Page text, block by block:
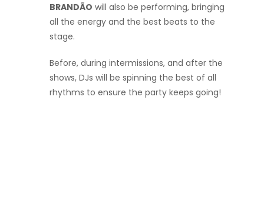
BRANDÃO will also be performing, bringing
all the energy and the best beats to the
stage.
Before, during intermissions, and after the
shows, DJs will be spinning the best of all
rhythms to ensure the party keeps going!